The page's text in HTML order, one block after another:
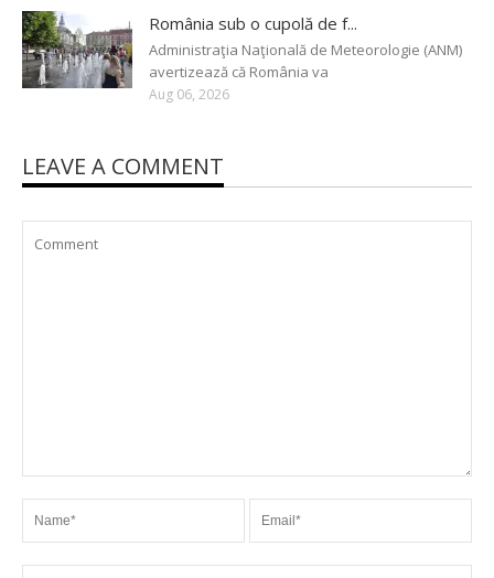
România sub o cupolă de f...
Administraţia Naţională de Meteorologie (ANM)
avertizează că România va
Aug 06, 2026
LEAVE A COMMENT